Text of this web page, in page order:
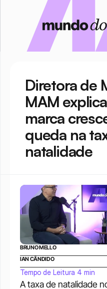
Diretora de
MAM
marca
queda na
natalidade
A taxa de natalidade
BRUNO MELLO
IAN CÂNDIDO
Tempo de Leitura 4 min